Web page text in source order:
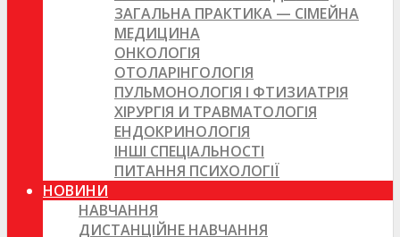
ЗАГАЛЬНА ПРАКТИКА — СІМЕЙНА
МЕДИЦИНА
ОНКОЛОГІЯ
ОТОЛАРІНГОЛОГІЯ
ПУЛЬМОНОЛОГІЯ І ФТИЗИАТРІЯ
ХІРУРГІЯ И ТРАВМАТОЛОГІЯ
ЕНДОКРИНОЛОГІЯ
ІНШІ СПЕЦІАЛЬНОСТІ
ПИТАННЯ ПСИХОЛОГІЇ
НОВИНИ
НАВЧАННЯ
ДИСТАНЦІЙНЕ НАВЧАННЯ